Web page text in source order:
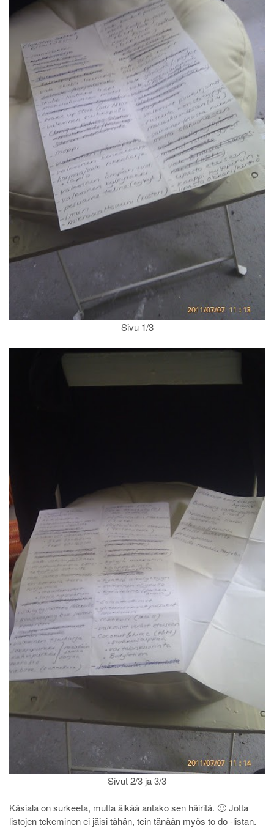
Sivu 1/3
Sivut 2/3 ja 3/3
Käsiala on surkeeta, mutta älkää antako sen häiritä. 🙂 Jotta
listojen tekeminen ei jäisi tähän, tein tänään myös to do -listan.